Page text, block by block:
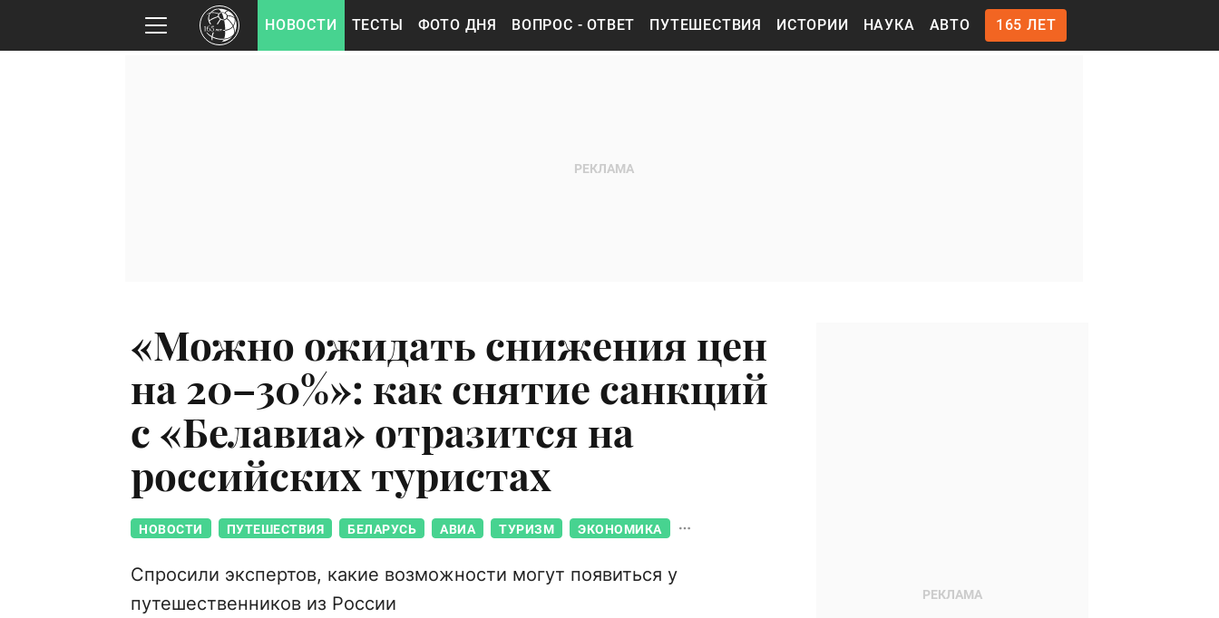
НОВОСТИ ТЕСТЫ ФОТО ДНЯ ВОПРОС - ОТВЕТ ПУТЕШЕСТВИЯ ИСТОРИИ НАУКА АВТО 165 ЛЕТ
«Можно ожидать снижения цен
на 20–30%»: как снятие санкций
с «Белавиа» отразится на
российских туристах
НОВОСТИ ПУТЕШЕСТВИЯ БЕЛАРУСЬ АВИА ТУРИЗМ ЭКОНОМИКА
Спросили экспертов, какие возможности могут появиться у
путешественников из России